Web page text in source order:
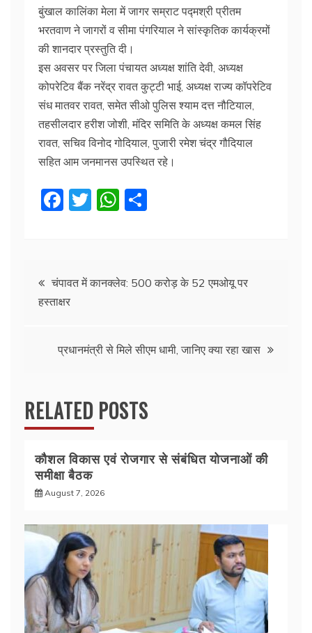
बुंखाल कालिंका मेला में जागर सम्राट पद्मश्री प्रीतम
भरतवाण ने जागरों व सीमा पंगरियाल ने सांस्कृतिक कार्यक्रमों
की शानदार प्रस्तुति दी।
इस अवसर पर जिला पंचायत अध्यक्ष शांति देवी, अध्यक्ष
कोपरेटिव बैंक नरेंद्र रावत कुट्टी भाई, अध्यक्ष राज्य कॉपरेटिव
संध मातवर रावत, समेत सीओ पुलिस श्याम दत्त नौटियाल,
तहसीलदार हरीश जोशी, मंदिर समिति के अध्यक्ष कमल सिंह
रावत, सचिव विनोद गोदियाल, पुजारी रमेश चंद्र गौदियाल
सहित आम जनमानस उपस्थित रहे।
F
b
o
k
T
W
A
Post
navigation
चंपावत में कानक्लेव: 500 करोड़ के 52 एमओयू पर
हस्ताक्षर
प्रधानमंत्री से मिले सीएम धामी, जानिए क्या रहा खास
RELATED POSTS
कौशल विकास एवं रोजगार से संबंधित योजनाओं की
समीक्षा बैठक
August 7, 2026